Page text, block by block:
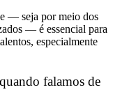
— seja por meio dos
— é essencial para
especialmente
falamos de